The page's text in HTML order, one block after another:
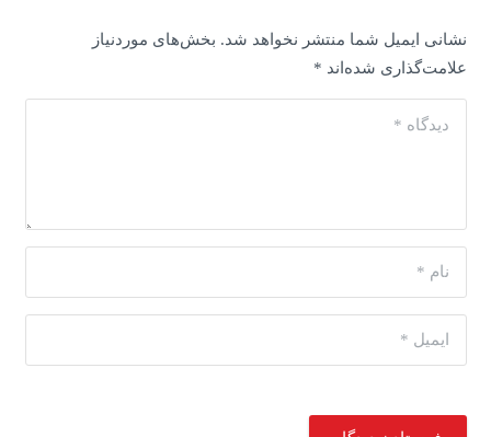
نشانی ایمیل شما منتشر نخواهد شد. بخش‌های موردنیاز
علامت‌گذاری شده‌اند *